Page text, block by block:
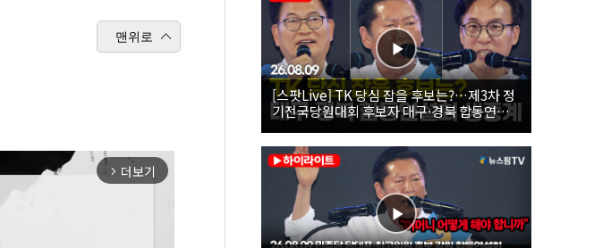
맨위로
arrow_forward_ios 더보기
[스팟Live] TK 당심 잡을 후보는?…제3차 정
기전국당원대회 후보자 대구·경북 합동연설
회 생중계 | 26.08.09